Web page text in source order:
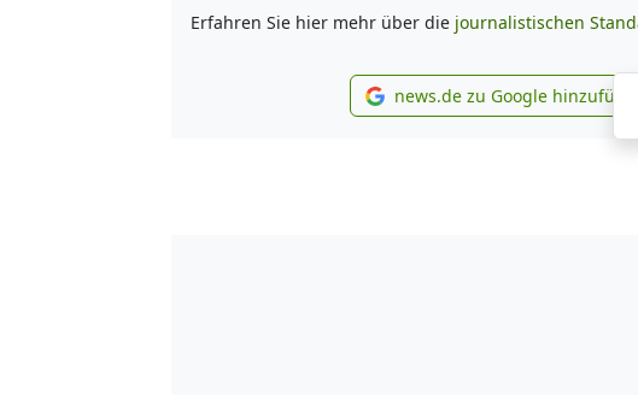
Erfahren Sie hier mehr über die journalistischen
news.de zu
news.de zu Google